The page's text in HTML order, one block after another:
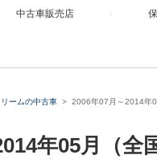
中古車販売店
リームの中古車 2006年07月～2014年
年05月（全